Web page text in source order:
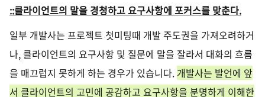
::클라이언트의 말을 경청하고 요구사항에 포커스를 맞춘다.
일부 개발사는 프로젝트 첫미팅때 개발 주도권을 가져오려하거
나, 클라이언트의 요구사항 및 질문에 말을 잘라서 대화의 흐름
을 매끄럽지 못하게 하는 경우가 있습니다. 개발사는 발언에 앞
서 클라이언트의 고민에 공감하고 요구사항을 분명하게 이해한